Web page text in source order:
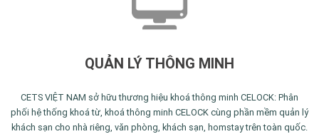
QUẢN LÝ THÔNG MINH
CETS VIỆT NAM sở hữu thương hiệu khoá thông minh CELOCK: Phân
phối hệ thống khoá từ, khoá thông minh CELOCK cùng phần mềm quản lý
khách sạn cho nhà riêng, văn phòng, khách sạn, homstay trên toàn quốc.